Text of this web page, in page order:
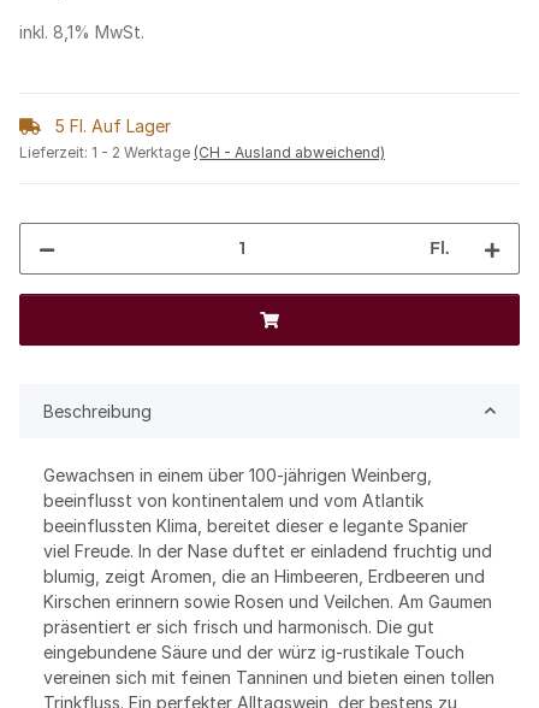
inkl. 8,1% MwSt.
5 Fl. Auf Lager
Lieferzeit: 1 - 2 Werktage (CH - Ausland abweichend)
Fl.
Beschreibung
Gewachsen in einem über 100-jährigen Weinberg,
beeinflusst von kontinentalem und vom Atlantik
beeinflussten Klima, bereitet dieser e legante Spanier
viel Freude. In der Nase duftet er einladend fruchtig und
blumig, zeigt Aromen, die an Himbeeren, Erdbeeren und
Kirschen erinnern sowie Rosen und Veilchen. Am Gaumen
präsentiert er sich frisch und harmonisch. Die gut
eingebundene Säure und der würz ig-rustikale Touch
vereinen sich mit feinen Tanninen und bieten einen tollen
Trinkfluss. Ein perfekter Alltagswein, der bestens zu